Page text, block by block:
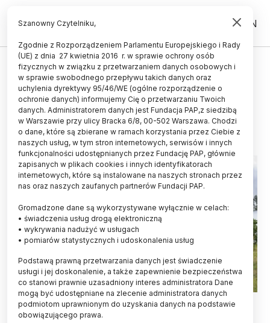
PL EN
Toruńscy archeolodzy obchodzą
potrójny jubileusz
22.09.2016
aktualizacja: 22.09.2016
2 minuty czytania
Kilkadziesiąt wystąpień na temat historii
Szanowny Czytelniku,
Zgodnie z Rozporządzeniem Parlamentu Europejskiego i Rady
(UE) z dnia 27 kwietnia 2016 r. w sprawie ochrony osób
fizycznych w związku z przetwarzaniem danych osobowych i
w sprawie swobodnego przepływu takich danych oraz
uchylenia dyrektywy 95/46/WE (ogólne rozporządzenie o
ochronie danych) informujemy Cię o przetwarzaniu Twoich
danych. Administratorem danych jest Fundacja PAP,z siedzibą
w Warszawie przy ulicy Bracka 6/8, 00-502 Warszawa. Chodzi
o dane, które są zbierane w ramach korzystania przez Ciebie z
naszych usług, w tym stron internetowych, serwisów i innych
funkcjonalności udostępnianych przez Fundację PAP, głównie
zapisanych w plikach cookies i innych identyfikatorach
internetowych, które są instalowane na naszych stronach przez
nas oraz naszych zaufanych partnerów Fundacji PAP.
Gromadzone dane są wykorzystywane wyłącznie w celach:
• świadczenia usług drogą elektroniczną
• wykrywania nadużyć w usługach
• pomiarów statystycznych i udoskonalenia usług
Podstawą prawną przetwarzania danych jest świadczenie
usługi i jej doskonalenie, a także zapewnienie bezpieczeństwa
co stanowi prawnie uzasadniony interes administratora Dane
mogą być udostępniane na zlecenie administratora danych
podmiotom uprawnionym do uzyskania danych na podstawie
obowiązującego prawa.